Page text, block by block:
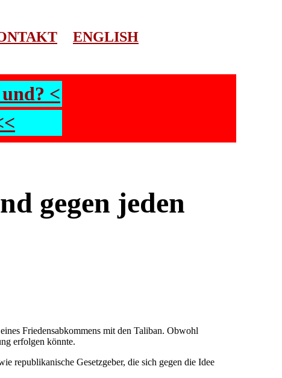
ENGLISH
<
gegen jeden
Friedensabkommens mit den Taliban. Obwohl
erfolgen könnte.
republikanische Gesetzgeber, die sich gegen die Idee